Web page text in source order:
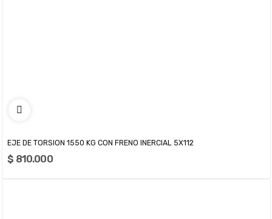
EJE DE TORSION 1550 KG CON FRENO INERCIAL 5X112
$ 810.000